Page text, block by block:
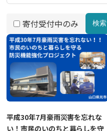
寄付受付中のみ 検索
平成30年7月豪雨災害を忘れな
い！市民のいのちと暮らしを守